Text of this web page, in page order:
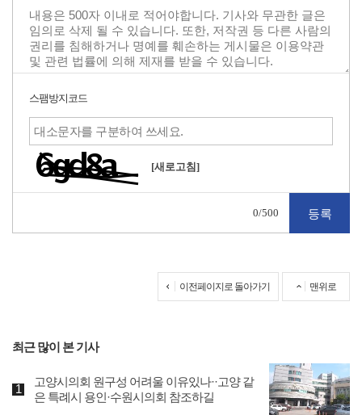
스팸방지코드
[새로고침]
0/500
이전페이지로 돌아가기 맨위로
최근 많이 본 기사
고양시의회 원구성 어려울 이유있나··고양 같
은 특례시 용인·수원시의회 참조하길